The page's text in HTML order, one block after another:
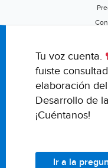
Tu voz cuenta.
fuiste
elaboración
Desarrollo de
¡Cuéntanos!
Ir a la